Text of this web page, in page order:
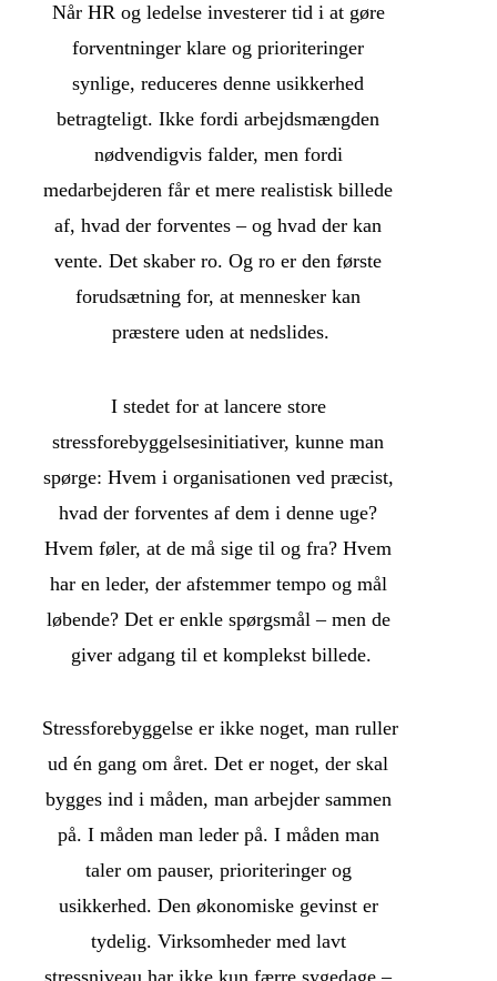
Når HR og ledelse investerer tid i at gøre
forventninger klare og prioriteringer
synlige, reduceres denne usikkerhed
betragteligt. Ikke fordi arbejdsmængden
nødvendigvis falder, men fordi
medarbejderen får et mere realistisk billede
af, hvad der forventes – og hvad der kan
vente. Det skaber ro. Og ro er den første
forudsætning for, at mennesker kan
præstere uden at nedslides.
I stedet for at lancere store
stressforebyggelsesinitiativer, kunne man
spørge: Hvem i organisationen ved præcist,
hvad der forventes af dem i denne uge?
Hvem føler, at de må sige til og fra? Hvem
har en leder, der afstemmer tempo og mål
løbende? Det er enkle spørgsmål – men de
giver adgang til et komplekst billede.
Stressforebyggelse er ikke noget, man ruller
ud én gang om året. Det er noget, der skal
bygges ind i måden, man arbejder sammen
på. I måden man leder på. I måden man
taler om pauser, prioriteringer og
usikkerhed. Den økonomiske gevinst er
tydelig. Virksomheder med lavt